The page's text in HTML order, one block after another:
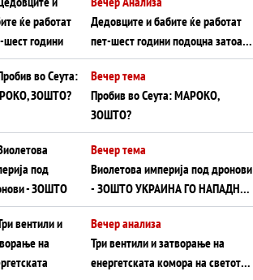
Црното Море...
Дедовците и бабите ќе работат
пет-шест години подоцна затоа
што НЕМААТ ВНУЦИ ДА ГИ
ЗАМЕНАТ
Вечер тема
Пробив во Сеута: МАРОКО,
ЗОШТО?
Вечер тема
Виолетова империја под дронови
- ЗОШТО УКРАИНА ГО НАПАДНА
РУСКИОТ WILDBERRIES
Вечер анализа
Три вентили и затворање на
енергетската комора на светот: